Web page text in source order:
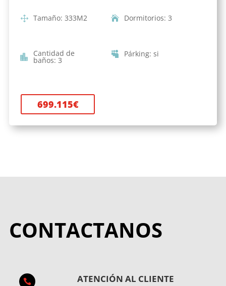
Tamaño: 333M2 Dormitorios: 3
Cantidad de
baños: 3
Párking: si
699.115€
CONTACTANOS
 ATENCIÓN AL CLIENTE